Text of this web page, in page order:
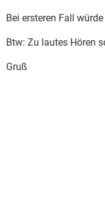
Bei ersteren Fall
Btw: Zu lautes Hören
Gruß